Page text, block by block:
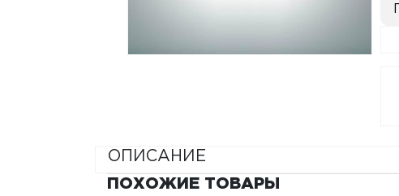
ОПИСАНИЕ
ПОХОЖИЕ ТОВАРЫ